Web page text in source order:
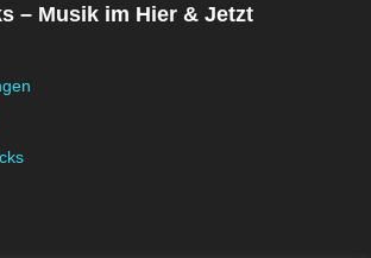
– Musik im Hier & Jetzt